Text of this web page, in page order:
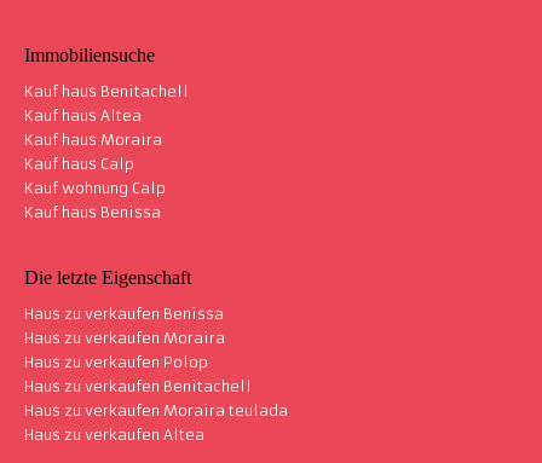
Immobiliensuche
Kauf haus Benitachell
Kauf haus Altea
Kauf haus Moraira
Kauf haus Calp
Kauf wohnung Calp
Kauf haus Benissa
Die letzte Eigenschaft
Haus zu verkaufen Benissa
Haus zu verkaufen Moraira
Haus zu verkaufen Polop
Haus zu verkaufen Benitachell
Haus zu verkaufen Moraira teulada
Haus zu verkaufen Altea